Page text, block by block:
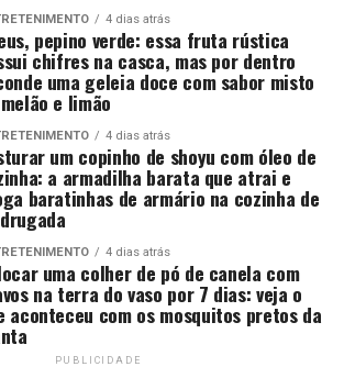
4 dias atrás
pepino verde: essa fruta rústica
chifres na casca, mas por dentro
uma geleia doce com sabor misto
e limão
4 dias atrás
um copinho de shoyu com óleo de
a armadilha barata que atrai e
baratinhas de armário na cozinha de
4 dias atrás
uma colher de pó de canela com
na terra do vaso por 7 dias: veja o
aconteceu com os mosquitos pretos da
PUBLICIDADE